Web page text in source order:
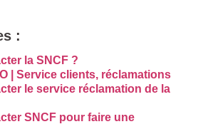
:
la SNCF ?
| Service clients, réclamations
le service réclamation de la
SNCF pour faire une